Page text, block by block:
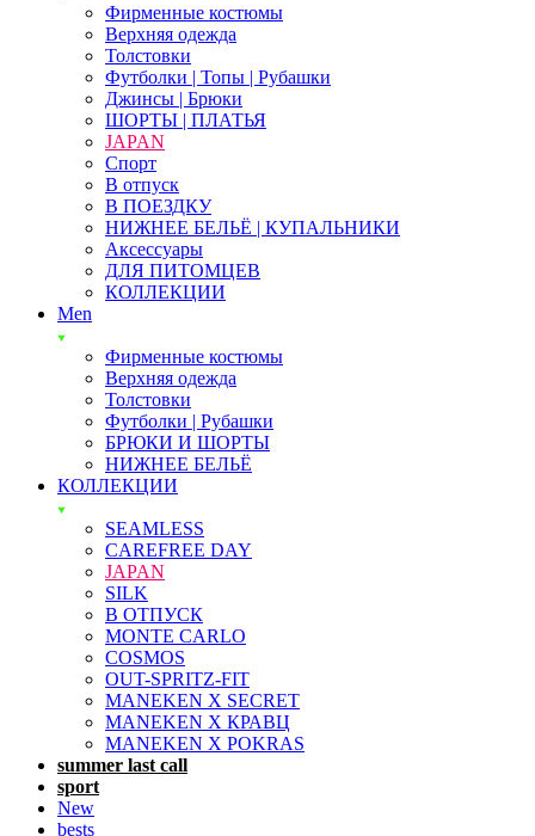
Фирменные костюмы
Верхняя одежда
Толстовки
Футболки | Топы | Рубашки
Джинсы | Брюки
ШОРТЫ | ПЛАТЬЯ
JAPAN
Спорт
В отпуск
В ПОЕЗДКУ
НИЖНЕЕ БЕЛЬЁ | КУПАЛЬНИКИ
Аксессуары
ДЛЯ ПИТОМЦЕВ
КОЛЛЕКЦИИ
Men
Фирменные костюмы
Верхняя одежда
Толстовки
Футболки | Рубашки
БРЮКИ И ШОРТЫ
НИЖНЕЕ БЕЛЬЁ
КОЛЛЕКЦИИ
SEAMLESS
CAREFREE DAY
JAPAN
SILK
В ОТПУСК
MONTE CARLO
COSMOS
OUT-SPRITZ-FIT
MANEKEN X SECRET
MANEKEN X КРАВЦ
MANEKEN X POKRAS
summer last call
sport
New
bests